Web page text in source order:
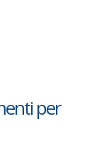
per